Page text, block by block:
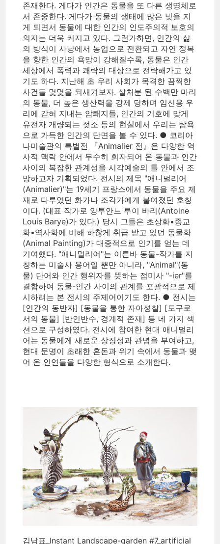
존재한다. 게다가 인간은 동물을 또 다른 생명체로
서 존중한다. 게다가 동물의 생태에 많은 빚을 지
게 되면서 동물에 대한 인간의 인도주의적 보호의
의지는 더욱 커지고 있다. 그런가하면, 인간의 삶
의 방식이 사냥에서 농업으로 전환되고 자연 정복
을 향한 인간의 욕망이 강해질수록, 동물은 인간
세상에서 폭력과 쾌락의 대상으로 전락해가고 있
기도 하다. 지난해 초 우리 사회가 목격한 끔찍한
사건들 몇몇을 되새겨보자. 살처분 된 수백만 마리
의 동물, 더 높은 생산력을 강제 당하며 임신용 우
리에 갇혀 지내는 암퇘지들, 인간의 기호에 맞게
유전자 개량되는 젖소 등의 현실에서 우리는 탐욕
으로 가득한 인간의 단면을 볼 수 있다. ● 코리아
나미술관의 특별전 『Animalier 전』은 다양한 역
사적 맥락 안에서 무수히 회자되어 온 동물과 인간
사이의 복잡한 관계성을 시각예술의 틀 안에서 조
망하고자 기획되었다. 전시의 제목 "애니멀리어
(Animalier)"는 19세기 프랑스에서 동물을 주요 제
재로 다루었던 화가나 조각가에게 붙여졌던 호칭
이다. (대표 작가로 앙투안느 루이 바리(Antoine
Louis Barye)가 있다.) 당시 그들은 초상화•종교
화•역사화에 비해 하찮게 취급 받고 있던 동물화
(Animal Painting)가 대중적으로 인기를 얻는 데
기여했다. "애니멀리어"는 이른바 동물-작가를 지
칭하는 미술사 용어일 뿐만 아니라, "Animal"(동
물) 단어와 인간 행위자를 뜻하는 접미사 "-ier"를
결합하여 동물-인간 사이의 관계를 포괄적으로 제
시하려는 본 전시의 주제어이기도 한다. ● 전시는
[인간의 동반자] [동물을 통한 자아성찰] [도구로
서의 동물] [반인반수, 경계적 존재] 등 네 가지 섹
션으로 구성하였다. 전시에 참여한 현대 애니멀리
어는 동물에게 새로운 상징성과 관념을 부여하고,
현대 문명이 초래한 혼돈과 위기 속에서 동물과 맺
어 온 인연들을 다양한 형식으로 소개한다.
김남표_Instant Landscape-garden #7_artificial